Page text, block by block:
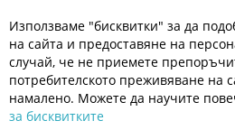
Полезно
Общи условия
Политика за поверителност
Платформа за OPC
Доставка и плащане
Използваме "бисквитки" за да
на сайта и предоставяне на
случай, че не приемете
потребителското преживяване на
намалено. Можете да научите
за бисквитките